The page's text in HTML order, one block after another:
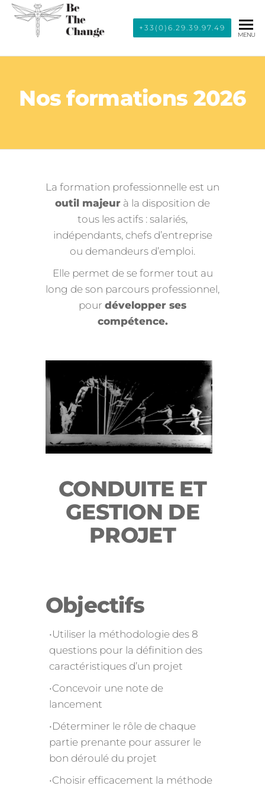
BE THE
+33(0)6.29.39.97.49
MENU
Nos formations 2026
La formation professionnelle est un
outil majeur à la disposition de
tous les actifs : salariés,
indépendants, chefs d’entreprise
ou demandeurs d’emploi.
Elle permet de se former tout au
long de son parcours professionnel,
pour développer ses
compétence.
CONDUITE ET
GESTION DE
PROJET
Objectifs
•Utiliser la méthodologie des 8
questions pour la définition des
caractéristiques d’un projet
•Concevoir une note de
lancement
•Déterminer le rôle de chaque
partie prenante pour assurer le
bon déroulé du projet
•Choisir efficacement la méthode